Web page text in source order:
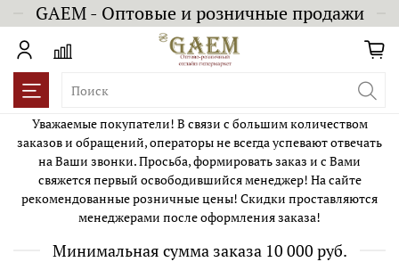
GAEM - Оптовые и розничные продажи
Уважаемые покупатели! В связи с большим количеством
заказов и обращений, операторы не всегда успевают отвечать
на Ваши звонки. Просьба, формировать заказ и с Вами
свяжется первый освободившийся менеджер! На сайте
рекомендованные розничные цены! Скидки проставляются
менеджерами после оформления заказа!
Минимальная сумма заказа 10 000 руб.